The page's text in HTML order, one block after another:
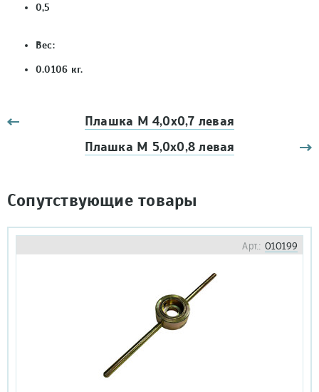
0,5
Вес:
0.0106 кг.
Плашка М 4,0х0,7 левая
Плашка М 5,0х0,8 левая
Сопутствующие товары
Арт.: 010199